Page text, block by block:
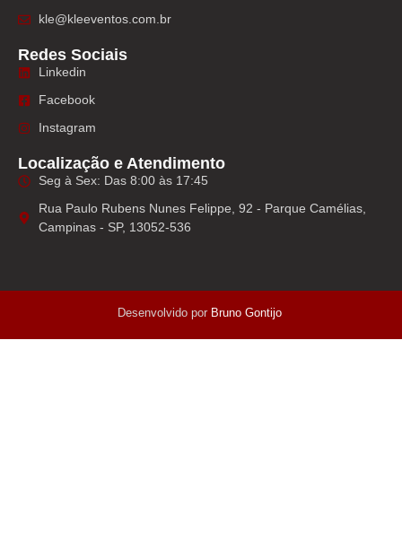
kle@kleeventos.com.br
Redes Sociais
Linkedin
Facebook
Instagram
Localização e Atendimento
Seg à Sex: Das 8:00 às 17:45
Rua Paulo Rubens Nunes Felippe, 92 - Parque Camélias,
Campinas - SP, 13052-536
Desenvolvido por Bruno Gontijo